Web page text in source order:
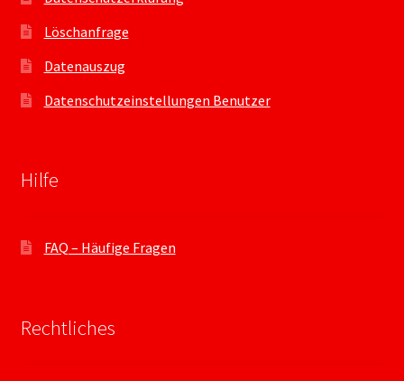
Löschanfrage
Datenauszug
Datenschutzeinstellungen Benutzer
Hilfe
FAQ – Häufige Fragen
Rechtliches